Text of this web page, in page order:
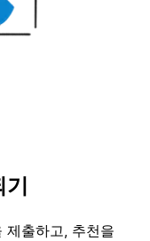
출하고, 추천을